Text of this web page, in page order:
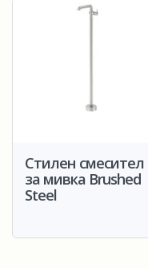
Стилен смесител
за мивка Brushed
Steel